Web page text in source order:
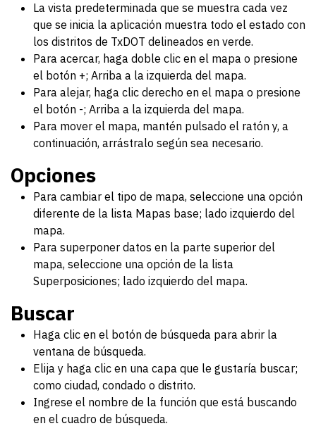
La vista predeterminada que se muestra cada vez
que se inicia la aplicación muestra todo el estado con
los distritos de TxDOT delineados en verde.
Para acercar, haga doble clic en el mapa o presione
el botón +; Arriba a la izquierda del mapa.
Para alejar, haga clic derecho en el mapa o presione
el botón -; Arriba a la izquierda del mapa.
Para mover el mapa, mantén pulsado el ratón y, a
continuación, arrástralo según sea necesario.
Opciones
Para cambiar el tipo de mapa, seleccione una opción
diferente de la lista Mapas base; lado izquierdo del
mapa.
Para superponer datos en la parte superior del
mapa, seleccione una opción de la lista
Superposiciones; lado izquierdo del mapa.
Buscar
Haga clic en el botón de búsqueda para abrir la
ventana de búsqueda.
Elija y haga clic en una capa que le gustaría buscar;
como ciudad, condado o distrito.
Ingrese el nombre de la función que está buscando
en el cuadro de búsqueda.